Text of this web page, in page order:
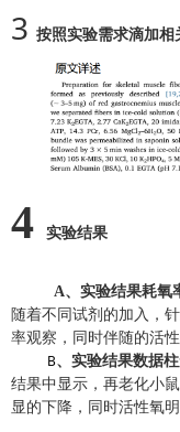
4 实验结果
A、实验结果耗氧率
随着不同试剂的加入，
率观察，同时伴随的活
B、实验结果数据
结果中显示，再老化小
显的下降，同时活性氧
3 按照实验需求滴加相